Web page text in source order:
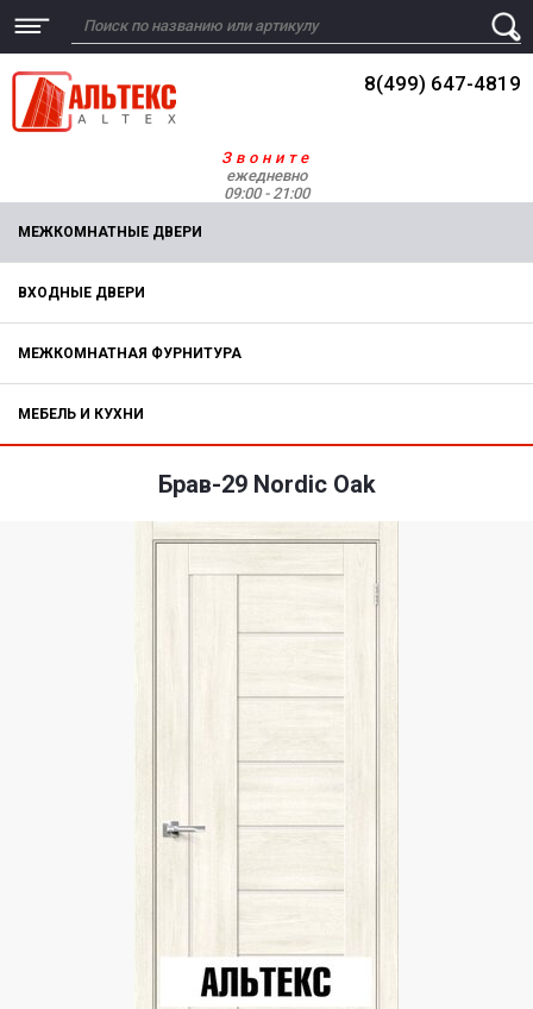
8(499) 647-4819
Звоните
ежедневно
09:00 - 21:00
МЕЖКОМНАТНЫЕ ДВЕРИ
ВХОДНЫЕ ДВЕРИ
МЕЖКОМНАТНАЯ ФУРНИТУРА
МЕБЕЛЬ И КУХНИ
Брав-29 Nordic Oak